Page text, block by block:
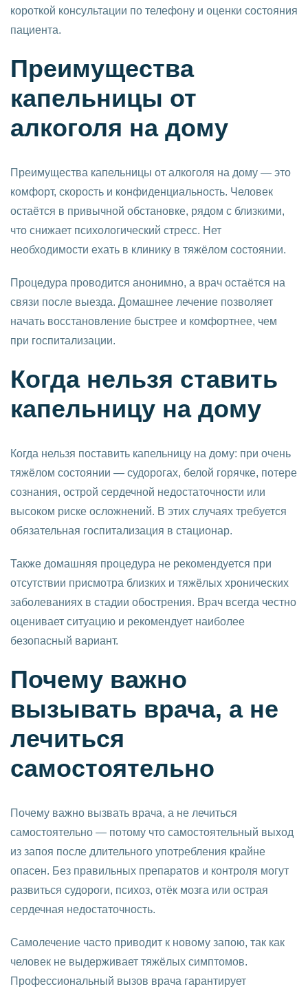
короткой консультации по телефону и оценки состояния
пациента.
Преимущества
капельницы от
алкоголя на дому
Преимущества капельницы от алкоголя на дому — это
комфорт, скорость и конфиденциальность. Человек
остаётся в привычной обстановке, рядом с близкими,
что снижает психологический стресс. Нет
необходимости ехать в клинику в тяжёлом состоянии.
Процедура проводится анонимно, а врач остаётся на
связи после выезда. Домашнее лечение позволяет
начать восстановление быстрее и комфортнее, чем
при госпитализации.
Когда нельзя ставить
капельницу на дому
Когда нельзя поставить капельницу на дому: при очень
тяжёлом состоянии — судорогах, белой горячке, потере
сознания, острой сердечной недостаточности или
высоком риске осложнений. В этих случаях требуется
обязательная госпитализация в стационар.
Также домашняя процедура не рекомендуется при
отсутствии присмотра близких и тяжёлых хронических
заболеваниях в стадии обострения. Врач всегда честно
оценивает ситуацию и рекомендует наиболее
безопасный вариант.
Почему важно
вызывать врача, а не
лечиться
самостоятельно
Почему важно вызвать врача, а не лечиться
самостоятельно — потому что самостоятельный выход
из запоя после длительного употребления крайне
опасен. Без правильных препаратов и контроля могут
развиться судороги, психоз, отёк мозга или острая
сердечная недостаточность.
Самолечение часто приводит к новому запою, так как
человек не выдерживает тяжёлых симптомов.
Профессиональный вызов врача гарантирует